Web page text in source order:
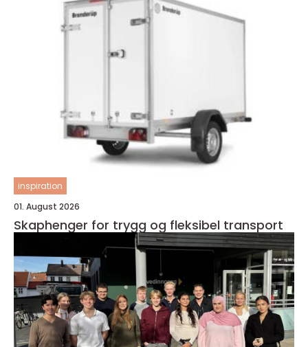
inspiration
01. August 2026
Skaphenger for trygg og fleksibel transport